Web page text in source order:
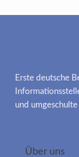
Erste deutsche
und
Über uns